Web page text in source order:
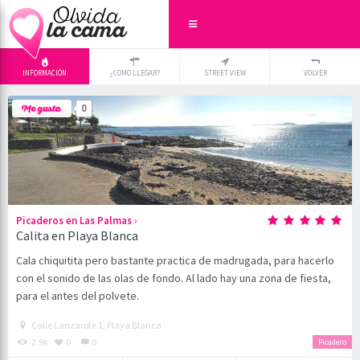
INFORMACIÓN ¿COMO LLEGAR? STREET VIEW VOLVER
0
Picaderos en Las Palmas›
Calita en Playa Blanca
Cala chiquitita pero bastante practica de madrugada, para hacerlo
con el sonido de las olas de fondo. Al lado hay una zona de fiesta,
para el antes del polvete.
Picadero
Calle Lanzarote 1, Playa Blanca
2.9k
0 0
-